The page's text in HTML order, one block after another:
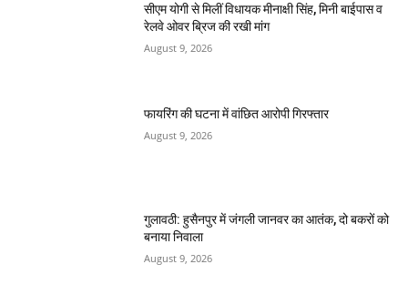
सीएम योगी से मिलीं विधायक मीनाक्षी सिंह, मिनी बाईपास व
रेलवे ओवर ब्रिज की रखी मांग
August 9, 2026
फायरिंग की घटना में वांछित आरोपी गिरफ्तार
August 9, 2026
गुलावठी: हुसैनपुर में जंगली जानवर का आतंक, दो बकरों को
बनाया निवाला
August 9, 2026